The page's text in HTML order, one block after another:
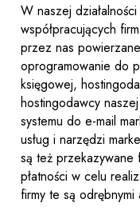
W naszej
współpracujących
przez nas
oprogramowanie do
księgowej,
hostingodawcy
systemu do e-mail
usług i narzędzi
są też przekazywane
płatności w celu
firmy te są